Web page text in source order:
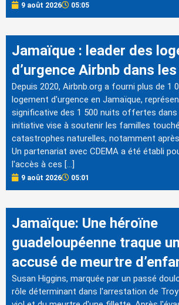
9 août 2026 05:05
Jamaïque : leader des
d’urgence Airbnb dans
Depuis 2020, Airbnb.org a fourni plus de 1
logement d'urgence en Jamaïque,
significative des 1 500 nuits offertes dans
initiative vise à soutenir les familles
catastrophes naturelles, notamment
Un partenariat avec CDEMA a été établi
l'accès à ces […]
9 août 2026 05:01
Jamaïque: Une héroïne
guadeloupéenne traque
accusé de meurtre
Susan Higgins, marquée par un passé
rôle déterminant dans l'arrestation de